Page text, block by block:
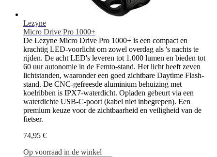
Lezyne
Micro Drive Pro 1000+
De Lezyne Micro Drive Pro 1000+ is een compact en
krachtig LED-voorlicht om zowel overdag als 's nachts te
rijden. De acht LED's leveren tot 1.000 lumen en bieden tot
60 uur autonomie in de Femto-stand. Het licht heeft zeven
lichtstanden, waaronder een goed zichtbare Daytime Flash-
stand. De CNC-gefreesde aluminium behuizing met
koelribben is IPX7-waterdicht. Opladen gebeurt via een
waterdichte USB-C-poort (kabel niet inbegrepen). Een
premium keuze voor de zichtbaarheid en veiligheid van de
fietser.
74,95 €
Op voorraad in de winkel